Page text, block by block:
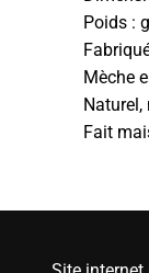
Poids : g
Mèche
Naturel,
Fait